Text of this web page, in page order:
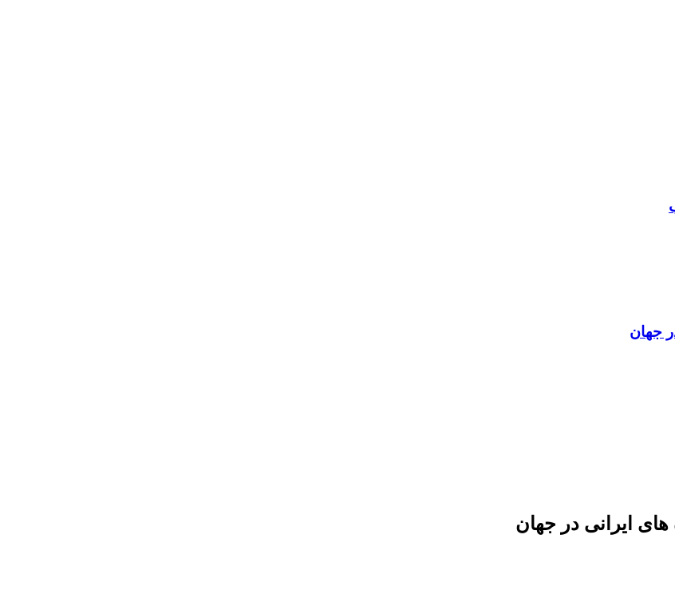
جهان
ایرانی در جهان